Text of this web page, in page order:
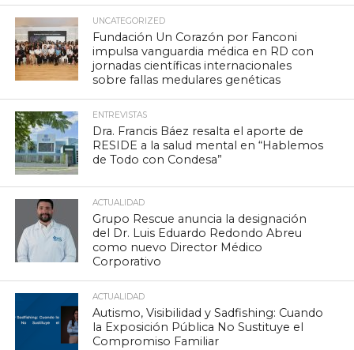
UNCATEGORIZED
Fundación Un Corazón por Fanconi
impulsa vanguardia médica en RD con
jornadas científicas internacionales
sobre fallas medulares genéticas
ENTREVISTAS
Dra. Francis Báez resalta el aporte de
RESIDE a la salud mental en “Hablemos
de Todo con Condesa”
ACTUALIDAD
Grupo Rescue anuncia la designación
del Dr. Luis Eduardo Redondo Abreu
como nuevo Director Médico
Corporativo
ACTUALIDAD
Autismo, Visibilidad y Sadfishing: Cuando
la Exposición Pública No Sustituye el
Compromiso Familiar